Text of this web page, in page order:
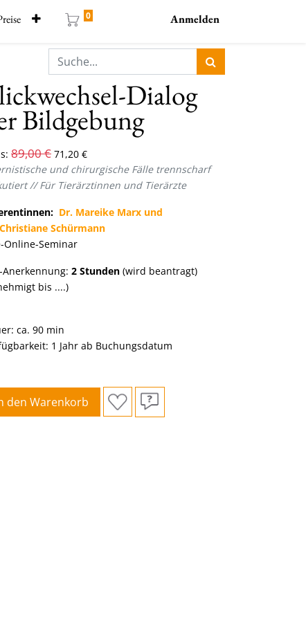
0 Anmelden
Dialog
Bildgebung
89,00€ 71,20 €
und chirurgische Fälle trennscharf
//Für Tierärztinnen und Tierärzte
Dr. Mareike Marx und
Schürmann
Online-Seminar
Anerkennung: 2 Stunden (wird beantragt)
bis ....)
ca. 90 min
1 Jahr ab Buchungsdatum
den Warenkorb